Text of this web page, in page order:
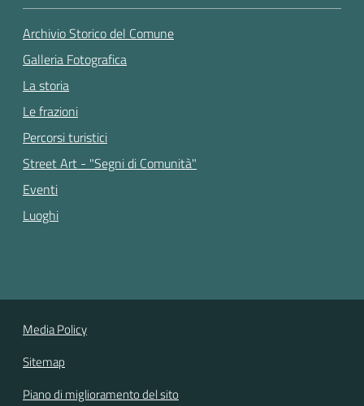
Archivio Storico del Comune
Galleria Fotografica
La storia
Le frazioni
Percorsi turistici
Street Art - "Segni di Comunità"
Eventi
Luoghi
Media Policy
Sitemap
Piano di miglioramento del sito